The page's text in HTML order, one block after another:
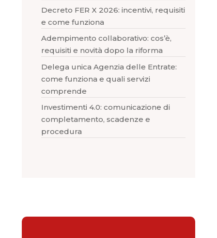
Decreto FER X 2026: incentivi, requisiti
e come funziona
Adempimento collaborativo: cos’è,
requisiti e novità dopo la riforma
Delega unica Agenzia delle Entrate:
come funziona e quali servizi
comprende
Investimenti 4.0: comunicazione di
completamento, scadenze e
procedura